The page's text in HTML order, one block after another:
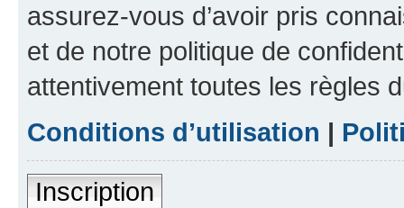
assurez-vous d’avoir pris
et de notre politique de
attentivement toutes les règles
Conditions d’utilisation |
Inscription